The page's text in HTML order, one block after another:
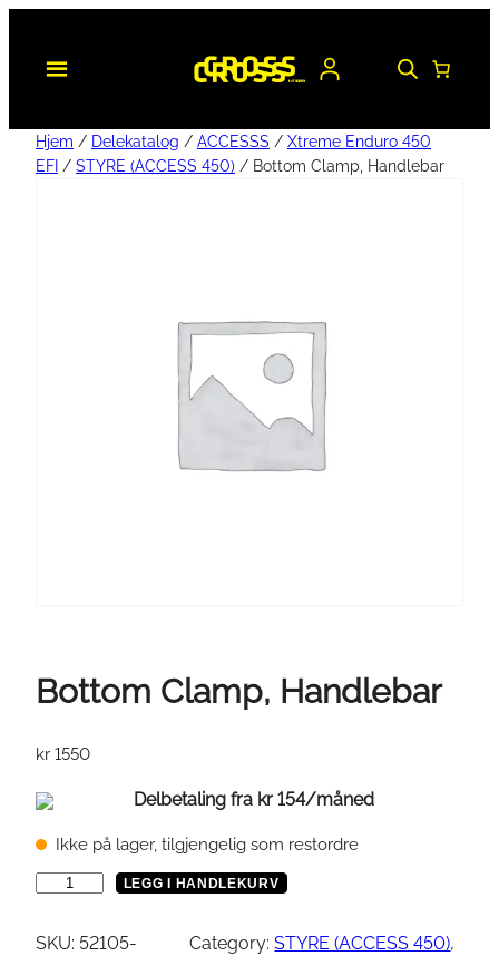
Hjem / Delekatalog / ACCESSS / Xtreme Enduro 450
EFI / STYRE (ACCESS 450) / Bottom Clamp, Handlebar
Bottom Clamp, Handlebar
kr 1550
Delbetaling fra kr 154/måned
Ikke på lager, tilgjengelig som restordre
t
LEGG I HANDLEKURV
SKU: 52105-
Category:STYRE (ACCESS 450)